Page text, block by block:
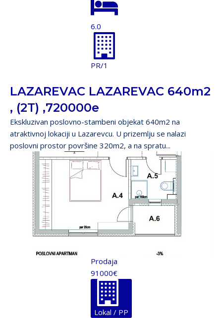
6.0
PR/1
LAZAREVAC LAZAREVAC 640m2
, (2T) ,720000e
Ekskluzivan poslovno-stambeni objekat 640m2 na
atraktivnoj lokaciji u Lazarevcu. U prizemlju se nalazi
poslovni prostor površine 320m2, a na spratu...
Prodaja
91000€
Lokal / PP